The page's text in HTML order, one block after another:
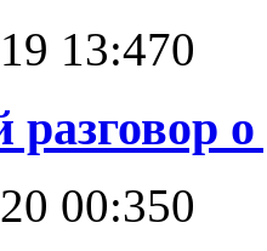
13:470
разговор
00:350